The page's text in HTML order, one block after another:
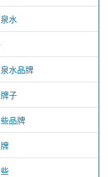
水
水品牌
子
品牌